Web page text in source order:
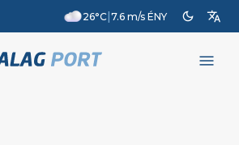
26°C|7.6 m/s ÉNY dark_mode translate
menu